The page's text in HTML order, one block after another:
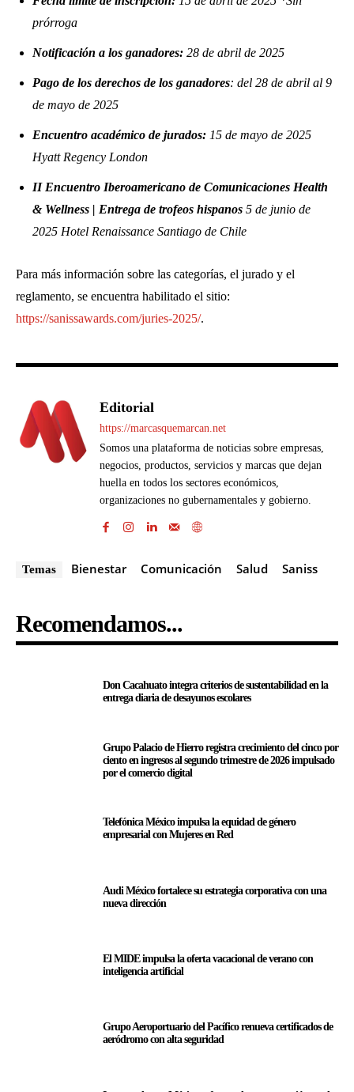
prórroga
Notificación a los ganadores: 28 de abril de 2025
Pago de los derechos de los ganadores: del 28 de abril al 9
de mayo de 2025
Encuentro académico de jurados: 15 de mayo de 2025
Hyatt Regency London
II Encuentro Iberoamericano de Comunicaciones Health
& Wellness | Entrega de trofeos hispanos 5 de junio de
2025 Hotel Renaissance Santiago de Chile
Para más información sobre las categorías, el jurado y el
reglamento, se encuentra habilitado el sitio:
https://sanissawards.com/juries-2025/.
Editorial
https://marcasquemarcan.net
Somos una plataforma de noticias sobre empresas,
negocios, productos, servicios y marcas que dejan
huella en todos los sectores económicos,
organizaciones no gubernamentales y gobierno.
Temas Bienestar Comunicación Salud Saniss
Recomendamos...
Don Cacahuato integra criterios de sustentabilidad en la
entrega diaria de desayunos escolares
Grupo Palacio de Hierro registra crecimiento del cinco por
ciento en ingresos al segundo trimestre de 2026 impulsado
por el comercio digital
Telefónica México impulsa la equidad de género
empresarial con Mujeres en Red
Audi México fortalece su estrategia corporativa con una
nueva dirección
El MIDE impulsa la oferta vacacional de verano con
inteligencia artificial
Grupo Aeroportuario del Pacífico renueva certificados de
aeródromo con alta seguridad